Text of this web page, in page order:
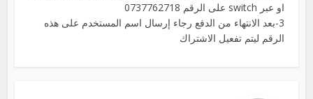
او عبر switch على الرقم 0737762718
3-بعد الانتهاء من الدفع رجاء إرسال اسم المستخدم على هذه
الرقم ليتم تفعيل الاشتراك